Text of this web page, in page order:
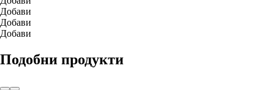
Добави
Добави
Добави
Подобни продукти